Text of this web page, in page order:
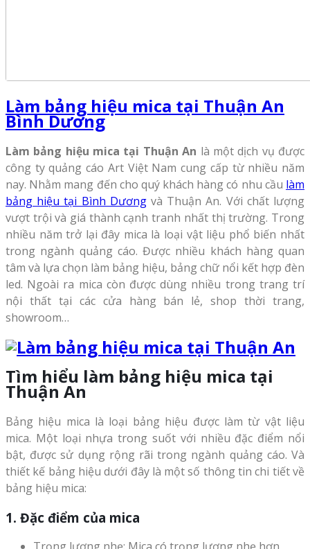
Làm bảng hiệu mica tại Thuận An
Bình Dương
Làm bảng hiệu mica tại Thuận An là một dịch vụ được
công ty quảng cáo Art Việt Nam cung cấp từ nhiều năm
nay. Nhằm mang đến cho quý khách hàng có nhu cầu làm
bảng hiệu tại Bình Dươngvà Thuận An. Với chất lượng
vượt trội và giá thành cạnh tranh nhất thị trường. Trong
nhiều năm trở lại đây mica là loại vật liệu phổ biến nhất
trong ngành quảng cáo. Được nhiều khách hàng quan
tâm và lựa chọn làm bảng hiệu, bảng chữ nổi kết hợp đèn
led. Ngoài ra mica còn được dùng nhiều trong trang trí
nội thất tại các cửa hàng bán lẻ, shop thời trang,
showroom…
Tìm hiểu làm bảng hiệu mica tại
Thuận An
Bảng hiệu mica là loại bảng hiệu được làm từ vật liệu
mica. Một loại nhựa trong suốt với nhiều đặc điểm nổi
bật, được sử dụng rộng rãi trong ngành quảng cáo. Và
thiết kế bảng hiệu dưới đây là một số thông tin chi tiết về
bảng hiệu mica:
1. Đặc điểm của mica